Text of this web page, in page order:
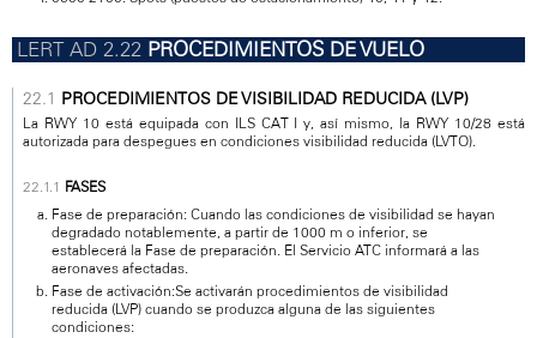
PROCEDIMIENTOS DE VUELO
PROCEDIMIENTOS DE VISIBILIDAD REDUCIDA (LVP)
La RWY 10 está equipada con ILS CAT I y, así mismo, la RWY 10/28 está
autorizada para despegues en condiciones visibilidad reducida (LVTO).
FASES
Fase de preparación: Cuando las condiciones de visibilidad se hayan
degradado notablemente, a partir de 1000 m o inferior, se
establecerá la Fase de preparación. El Servicio ATC informará a las
aeronaves afectadas.
Fase de activación:Se activarán procedimientos de visibilidad
reducida (LVP) cuando se produzca alguna de las siguientes
condiciones: